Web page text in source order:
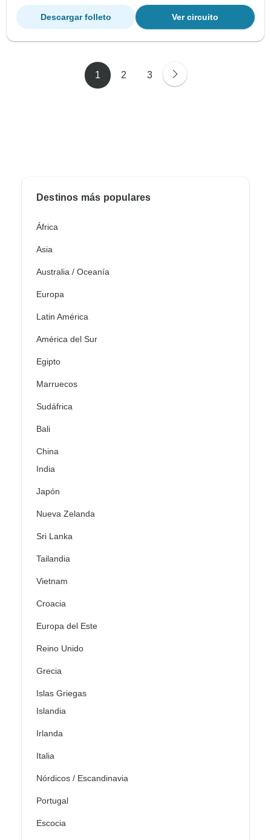
Ver circuito
Descargar folleto
1 2 3
Destinos más populares
África
Asia
Australia / Oceanía
Europa
Latin América
América del Sur
Egipto
Marruecos
Sudáfrica
Bali
China
India
Japón
Nueva Zelanda
Sri Lanka
Tailandia
Vietnam
Croacia
Europa del Este
Reino Unido
Grecia
Islas Griegas
Islandia
Irlanda
Italia
Nórdicos / Escandinavia
Portugal
Escocia